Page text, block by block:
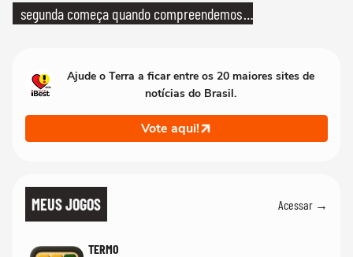
segunda começa quando compreendemos
Ajude o Terra a ficar entre os 20 maiores sites de
notícias do Brasil.
Vote aqui!
MEUS JOGOS Acessar →
TERMO